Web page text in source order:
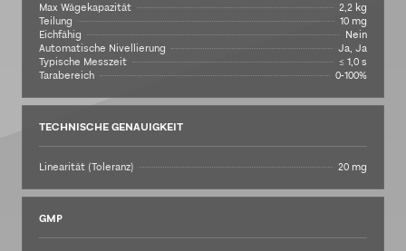
Max Wägekapazität
2,2 kg
Teilung
10 mg
Eichfähig
Nein
Automatische Nivellierung
Ja, Ja
Typische Messzeit
≤ 1,0 s
Tarabereich
0-100%
TECHNISCHE GENAUIGKEIT
Linearität (Toleranz) 20 mg
GMP